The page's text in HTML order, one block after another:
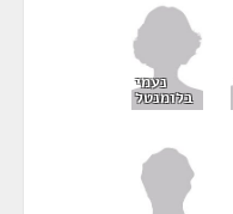
נעמי
בלומנטל